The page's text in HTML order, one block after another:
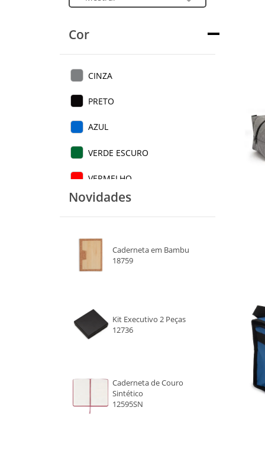
Cor
CINZA
PRETO
AZUL
VERDE ESCURO
VERMELHO
VERDE
AZUL E PRETO
CINZA CLARO
CINZA ESCURO
CHUMBO
AZUL ROYAL
Novidades
Caderneta em Bambu
18759
Kit Executivo 2 Peças
12736
Caderneta de Couro
Sintético
12595SN